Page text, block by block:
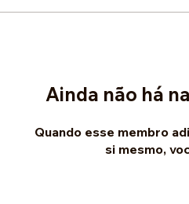
Ainda não há
Quando esse membro
si mesmo,